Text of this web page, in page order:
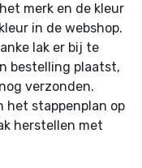
merk en de kleur
in de webshop.
lak er bij te
bestelling plaatst,
verzonden.
het stappenplan op
herstellen met